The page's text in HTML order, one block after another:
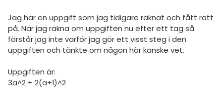
Jag har en uppgift som jag tidigare räknat och fått rätt
på. När jag räkna om uppgiften nu efter ett tag så
förstår jag inte varför jag gör ett visst steg i den
uppgiften och tänkte om någon här kanske vet.
Uppgiften är:
3a^2 + 2(a+1)^2
Linjära ekvationssystem
Logik och geometri
Logaritmer
3
högskolan
språk